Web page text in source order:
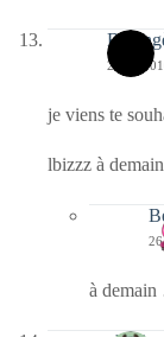
26/11/
je viens te
lbizzz à
à